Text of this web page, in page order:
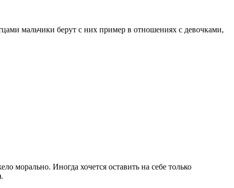
мальчики берут с них пример в отношениях с девочками,
морально. Иногда хочется оставить на себе только